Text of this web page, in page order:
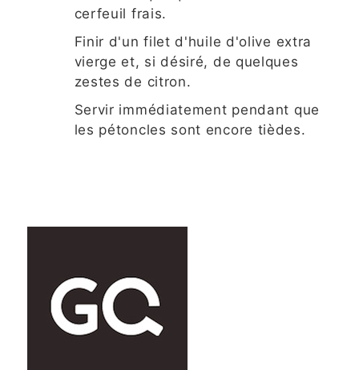
cerfeuil frais.
Finir d'un filet d'huile d'olive extra
vierge et, si désiré, de quelques
zestes de citron.
Servir immédiatement pendant que
les pétoncles sont encore tièdes.